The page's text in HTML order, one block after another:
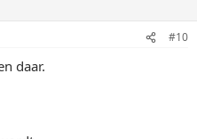
#10
daar.